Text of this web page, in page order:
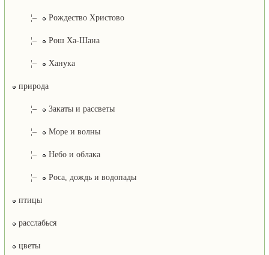
¦– Рождество Христово
¦– Рош Ха-Шана
¦– Ханука
природа
¦– Закаты и рассветы
¦– Море и волны
¦– Небо и облака
¦– Роса, дождь и водопады
птицы
расслабься
цветы